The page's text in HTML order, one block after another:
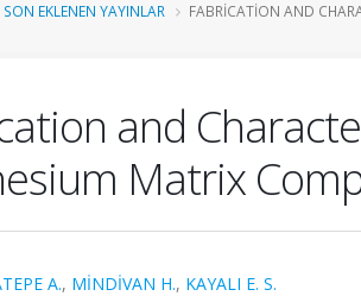
SON EKLENEN YAYINLAR FABRICATION AND
and
Matrix
A., MİNDİVAN H., KAYALI E. S.